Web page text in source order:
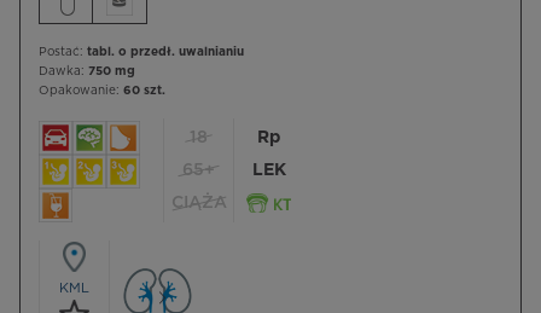
Postać: tabl. o przedł. uwalnianiu
Dawka: 750 mg
Opakowanie: 60 szt.
18
65+
CIĄŻA
Rp
LEK
KML